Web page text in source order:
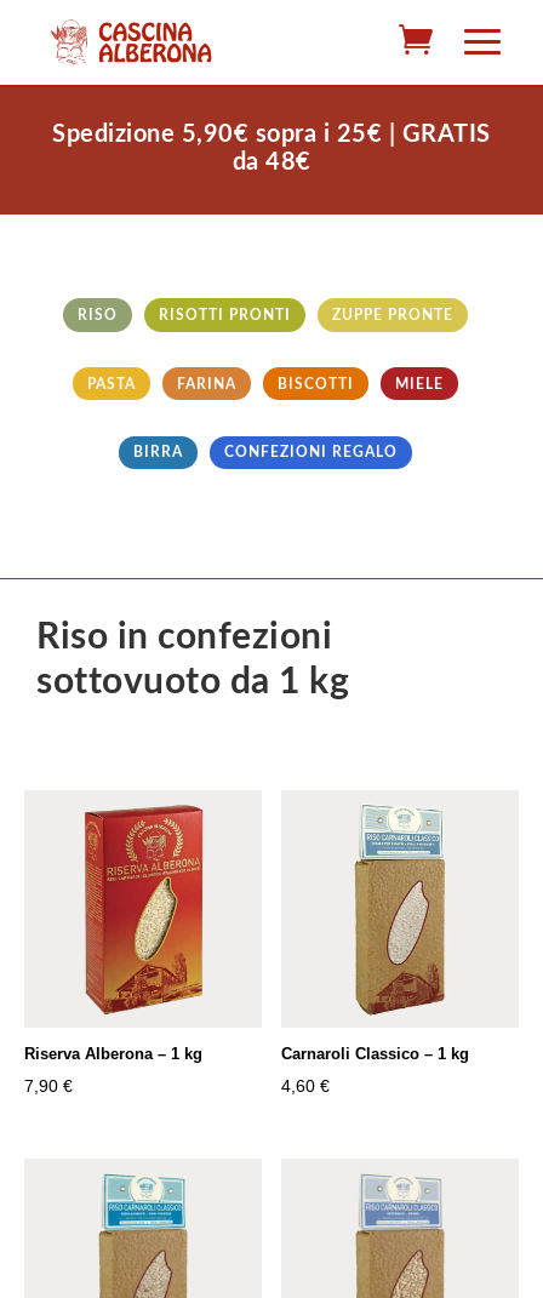
Spedizione 5,90€ sopra i 25€ | GRATIS
da 48€
RISO RISOTTI PRONTI ZUPPE PRONTE
PASTA FARINA BISCOTTI MIELE
BIRRA CONFEZIONI REGALO
Riso in confezioni
sottovuoto da 1 kg
Riserva Alberona – 1 kg
7,90 €
Carnaroli Classico – 1 kg
4,60€